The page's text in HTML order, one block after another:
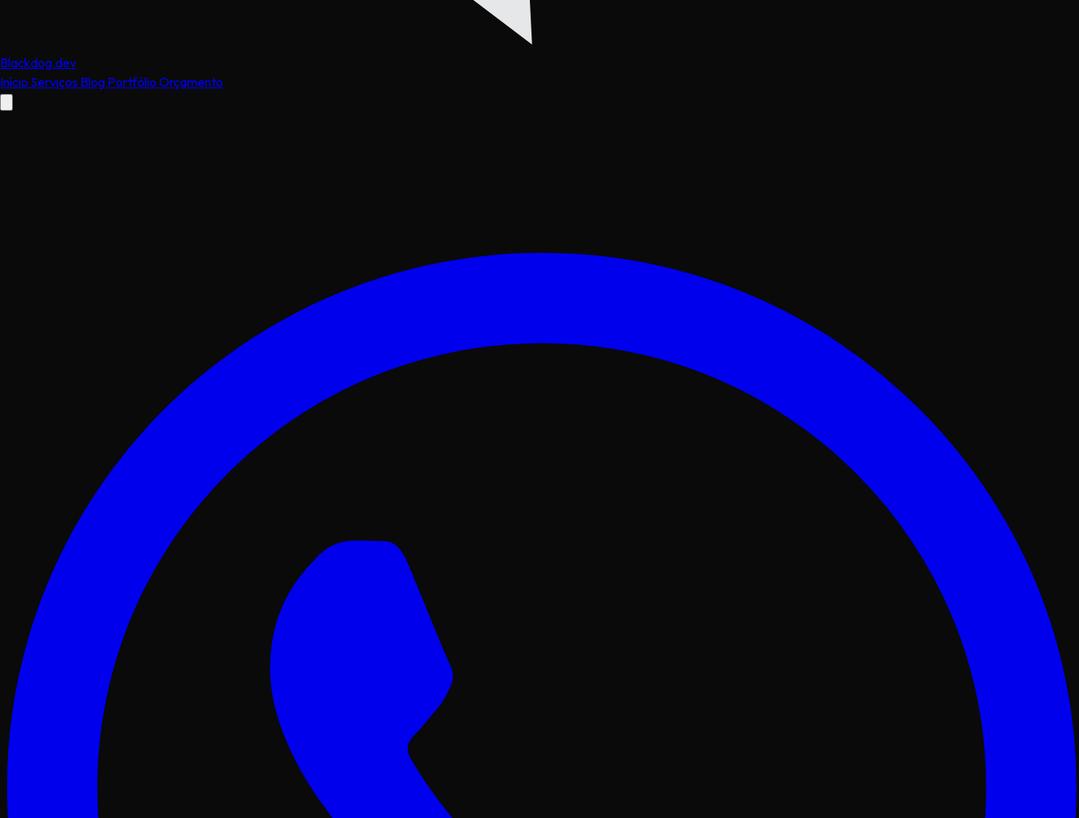
Blackdog.dev
Início Serviços Blog Portfólio Orçamento